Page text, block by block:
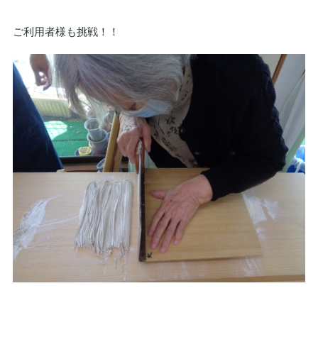
ご利用者様も挑戦！！